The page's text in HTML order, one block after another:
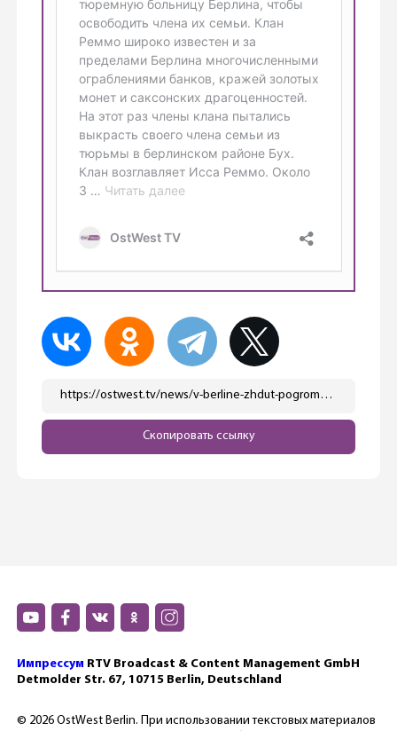
https://ostwest.tv/news/v-berline-zhdut-pogromy-na-novyj-god/
Скопировать ссылку
Импрессум RTV Broadcast & Content Management GmbH
Detmolder Str. 67, 10715 Berlin, Deutschland
© 2026 OstWest Berlin. При использовании текстовых материалов